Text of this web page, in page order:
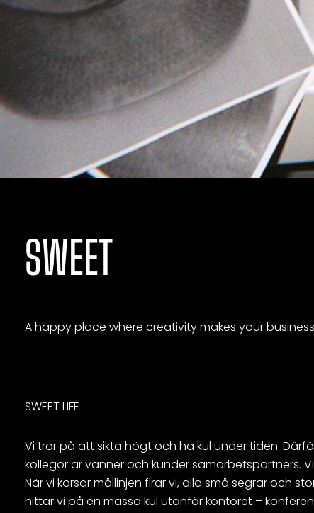
SWEET
A happy place where creativity makes your
SWEET LIFE
Vi tror på att sikta högt och ha kul under tiden.
kollegor är vänner och kunder samarbetspartners.
När vi korsar mållinjen firar vi, alla små segrar och
hittar vi på en massa kul utanför kontoret –